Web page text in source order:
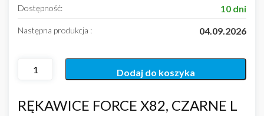
RĘKAWICE FORCE X82, CZARNE L
Dostępność: 10 dni
Następna produkcja : 04.09.2026
Dodaj do koszyka